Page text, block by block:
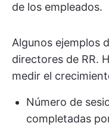
de los empleados.
Algunos ejemplos
directores de RR.
medir el
Número de
completadas